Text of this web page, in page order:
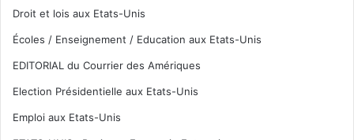
Droit et lois aux Etats-Unis
Écoles / Enseignement / Education aux Etats-Unis
EDITORIAL du Courrier des Amériques
Election Présidentielle aux Etats-Unis
Emploi aux Etats-Unis